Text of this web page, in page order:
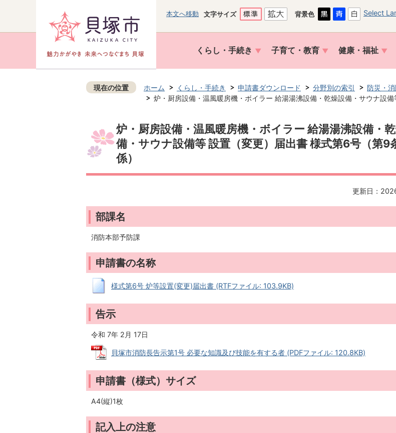
本文へ移動 文字サイズ 背景色 Select
くらし・手続き 子育て・教育 健康・福祉
現在の位置 ホーム くらし・手続き 申請書ダウンロード 分野別の索引
防災・
炉・厨房設備・温風暖房機・ボイラー 給湯湯沸設備・乾燥設備・サウナ設
炉・厨房設備・温風暖房機・ボイラー 給湯湯沸設備・
備・サウナ設備等 設置（変更）届出書 様式第6号（第9
係）
更新日：
部課名
消防本部予防課
申請書の名称
様式第6号 炉等設置(変更)届出書 (RTFファイル: 103.9KB)
告示
令和 7年 2月 17日
貝塚市消防長告示第1号 必要な知識及び技能を有する者 (PDFファイル: 120.8KB)
申請書（様式）サイズ
A4(縦)1枚
記入上の注意